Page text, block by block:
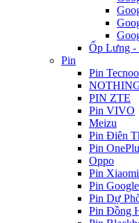
Ốp Lưng -
Pin
Pin Tecnoo
PIN ZTE
Pin VIVO
Meizu
Pin Điên
Pin
Oppo
Pin Xiaomi
Pin Google
Pin Dự
Pin Đồng